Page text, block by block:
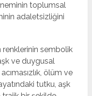
toplumsal
adaletsizliğini
renklerinin sembolik
ve duygusal
ölüm ve
tutku, aşk